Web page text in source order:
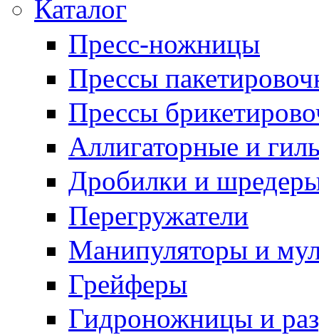
Каталог
Пресс-ножницы
Прессы
Прессы
Аллигаторные и
Дробилки и
Перегружатели
Манипуляторы и
Грейферы
Гидроножницы и